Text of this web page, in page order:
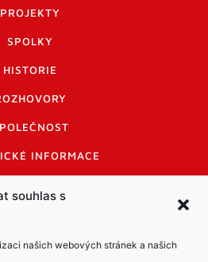
souhlas s
našich webových stránek a našich
PROJEKTY
SPOLKY
HISTORIE
INFORMACE
KODEX DISKUTUJÍCÍCH
A LOGO MANUÁL